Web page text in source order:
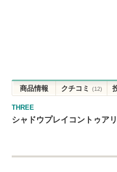
商品情報 クチコミ (12)
THREE
シャドウプレイコントゥア